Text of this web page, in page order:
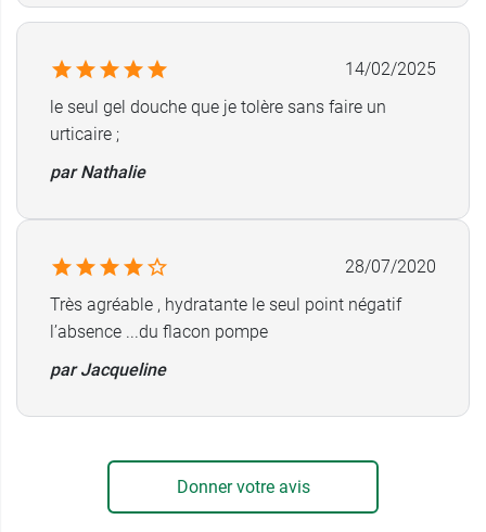
Efficacité prouvée dès la première utilisation
Nettoie la peau en douceur : 100%
La peau est confortable : 100%
*% de satisfaction
Conditionnement
douche hydratant Haute tolérance Jonzacainsi
14/02/2025
le seul gel douche que je tolère sans faire un
urticaire ;
par Nathalie
28/07/2020
Très agréable , hydratante le seul point négatif
l’absence ...du flacon pompe
par Jacqueline
Donner votre avis